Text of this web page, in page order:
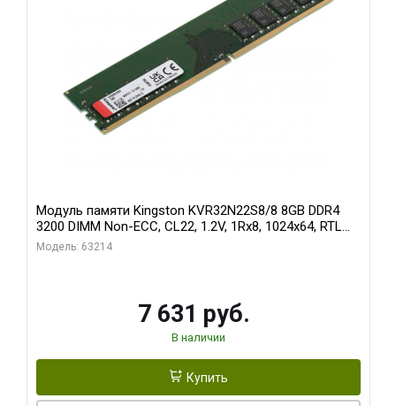
Модуль памяти Kingston KVR32N22S8/8 8GB DDR4
3200 DIMM Non-ECC, CL22, 1.2V, 1Rx8, 1024x64, RTL
(296068)
Модель: 63214
7 631 руб.
В наличии
Купить